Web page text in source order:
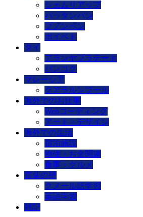
シェムリアップ
バッタンバン
プノンペン
ポイペト
タイ
アランヤプラテート
バンコク
マレーシア
クアラルンプール
海外でのお仕事
Webコーディング
アート・デザイン
海外での生活
宿泊施設
物価・お金関連
食事・グルメ
言葉の壁
クメール語学習
英語学習
雑記